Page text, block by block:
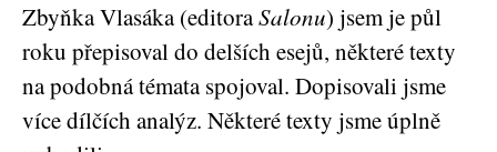
Zbyňka Vlasáka (editoraSalonu) jsem je půl
roku přepisoval do delších esejů, některé texty
na podobná témata spojoval. Dopisovali jsme
více dílčích analýz. Některé texty jsme úplně